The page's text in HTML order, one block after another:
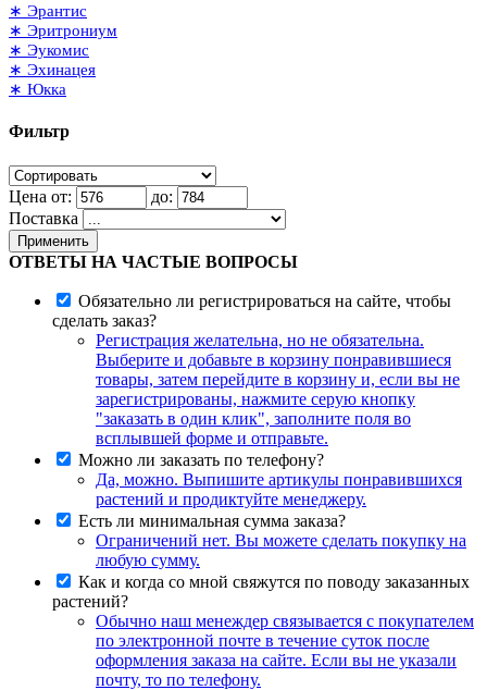
∗ Эрантис
∗ Эритрониум
∗ Эукомис
∗ Эхинацея
∗ Юкка
Фильтр
Цена от:
до:
Поставка
Применить
ОТВЕТЫ НА ЧАСТЫЕ ВОПРОСЫ
Обязательно ли регистрироваться на сайте, чтобы
сделать заказ?
Регистрация желательна, но не обязательна.
Выберите и добавьте в корзину понравившиеся
товары, затем перейдите в корзину и, если вы не
зарегистрированы, нажмите серую кнопку
"заказать в один клик", заполните поля во
всплывшей форме и отправьте.
Можно ли заказать по телефону?
Да, можно. Выпишите артикулы понравившихся
растений и продиктуйте менеджеру.
Есть ли минимальная сумма заказа?
Ограничений нет. Вы можете сделать покупку на
любую сумму.
Как и когда со мной свяжутся по поводу заказанных
растений?
Обычно наш менеждер связывается с покупателем
по электронной почте в течение суток после
оформления заказа на сайте. Если вы не указали
почту, то по телефону.